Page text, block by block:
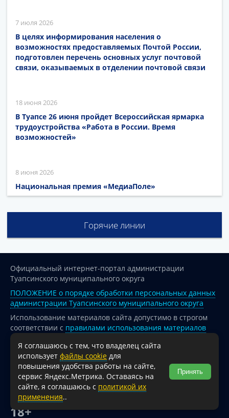
7 июля 2026
В целях информирования населения о
возможностях предоставляемых Почтой России,
подготовлен перечень основных услуг почтовой
связи, оказываемых в отделении почтовой связи
18 июня 2026
В Туапсе 26 июня пройдет Всероссийская ярмарка
трудоустройства «Работа в России. Время
возможностей»
8 июня 2026
Национальная премия «МедиаПоле»
Горячие линии
Официальный интернет-портал администрации
Туапсинского муниципального округа
ПОЛОЖЕНИЕ о порядке обработки персональных данных
администрации Туапсинского муниципального округа
Использование материалов сайта допустимо в строгом
соответствии с правилами использования материалов
опубликованных на сайте
При перепечатке и использовании информации ссылка
на источник обязательна.
Для сайтов и страниц сети Интернет обязательна
активная гиперссылка на официальный интернет-портал
администрации Туапсинского муниципального округа.
18+
Я соглашаюсь с тем, что владелец сайта
использует файлы cookie для
повышения удобства работы на сайте,
сервис Яндекс.Метрика. Оставаясь на
сайте, я соглашаюсь с политикой их
применения..
Принять